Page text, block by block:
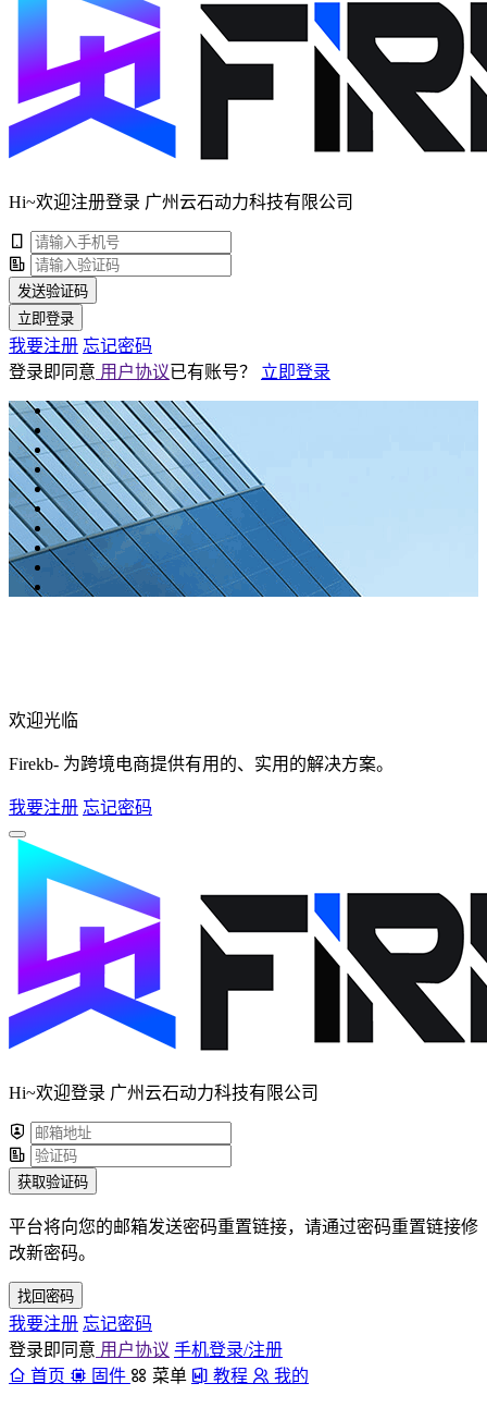
Hi~欢迎注册登录 广州云石动力科技有限公司
发送验证码
立即登录
我要注册 忘记密码
登录即同意 用户协议已有账号？ 立即登录
欢迎光临
Firekb- 为跨境电商提供有用的、实用的解决方案。
我要注册 忘记密码
Hi~欢迎登录 广州云石动力科技有限公司
获取验证码
平台将向您的邮箱发送密码重置链接，请通过密码重置链接修
改新密码。
找回密码
我要注册 忘记密码
登录即同意 用户协议 手机登录/注册
首页
固件 菜单 教程 我的